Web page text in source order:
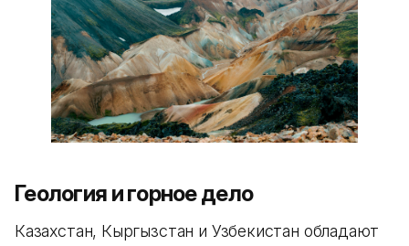
Геология и горное дело
Казахстан, Кыргызстан и Узбекистан обладают